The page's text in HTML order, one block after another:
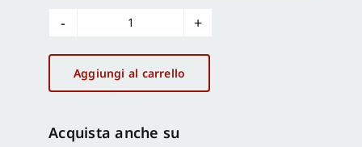
Storia
della
Calabria.
Il
quantità
Aggiungi al carrello
Acquista anche su